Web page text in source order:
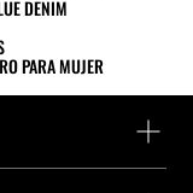
DENIM
PARA MUJER